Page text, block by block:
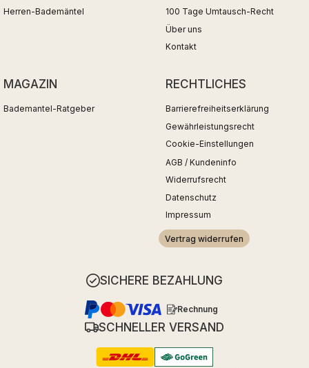
Herren-Bademäntel
100 Tage Umtausch-Recht
Über uns
Kontakt
MAGAZIN
Bademantel-Ratgeber
RECHTLICHES
Barrierefreiheitserklärung
Gewährleistungsrecht
Cookie-Einstellungen
AGB / Kundeninfo
Widerrufsrecht
Datenschutz
Impressum
Vertrag widerrufen
SICHERE BEZAHLUNG
Rechnung
SCHNELLER VERSAND